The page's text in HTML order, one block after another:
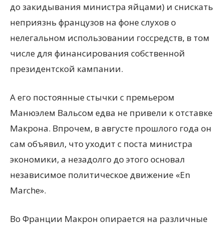
до закидывания министра яйцами) и снискать
неприязнь французов на фоне слухов о
нелегальном использовании госсредств, в том
числе для финансирования собственной
президентской кампании.
А его постоянные стычки с премьером
Манюэлем Вальсом едва не привели к отставке
Макрона. Впрочем, в августе прошлого года он
сам объявил, что уходит с поста министра
экономики, а незадолго до этого основал
независимое политическое движение «En
Marche».
Во Франции Макрон опирается на различные